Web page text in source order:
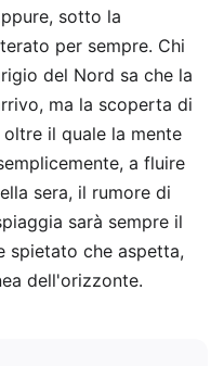
sotto la
per sempre. Chi
del Nord sa che la
ma la scoperta di
il quale la mente
a fluire
sera, il rumore di
sarà sempre il
spietato che aspetta,
dell'orizzonte.